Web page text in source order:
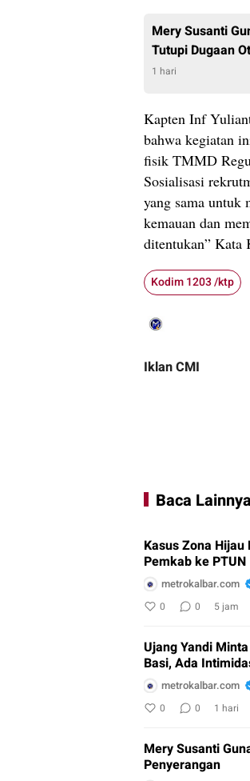
Mery Susanti
Tutupi Dugaan
1 hari
Kapten Inf
bahwa kegiatan
fisik TMMD
Sosialisasi
yang sama untuk
kemauan dan
ditentukan” Kata
Kodim 1203 /ktp
Iklan CMI
Baca Lainnya
Kasus Zona
Pemkab ke PTUN
metrokalbar.com
0 0 5 jam
Ujang Yandi
Basi, Ada
metrokalbar.com
0 0 1 hari
Mery Susanti
Penyerangan